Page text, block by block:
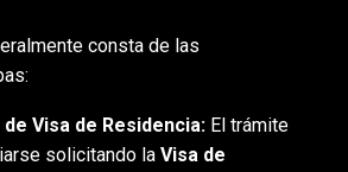
consta de las
Visa de Residencia: El trámite
solicitando la Visa de